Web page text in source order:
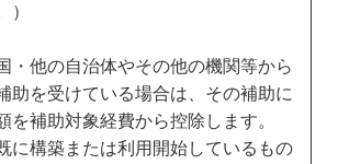
）
・他の自治体やその他の機関等から
助を受けている場合は、その補助に
を補助対象経費から控除します。
に構築または利用開始しているもの